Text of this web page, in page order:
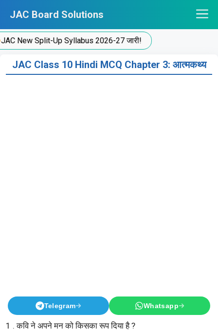
content
JAC Board Solutions
New Split-Up Syllabus 2026-27 जारी!
JAC Class 10 Hindi MCQ Chapter 3: आत्मकथ्य
Telegram Whatsapp
1 . कवि ने अपने मन को किसका रूप दिया है ?